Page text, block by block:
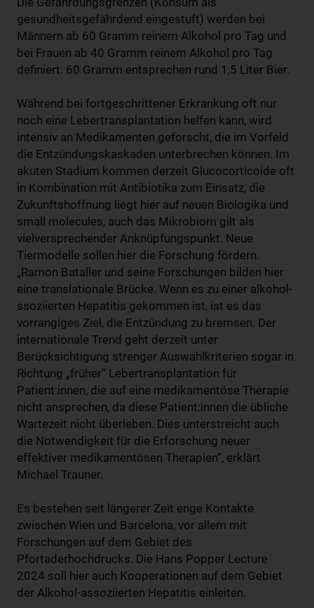
gesundheitsgefährdend eingestuft) werden bei
Männern ab 60 Gramm reinem Alkohol pro Tag und
bei Frauen ab 40 Gramm reinem Alkohol pro Tag
definiert. 60 Gramm entsprechen rund 1,5 Liter Bier.
Während bei fortgeschrittener Erkrankung oft nur
noch eine Lebertransplantation helfen kann, wird
intensiv an Medikamenten geforscht, die im Vorfeld
die Entzündungskaskaden unterbrechen können. Im
akuten Stadium kommen derzeit Glucocorticoide oft
in Kombination mit Antibiotika zum Einsatz, die
Zukunftshoffnung liegt hier auf neuen Biologika und
small molecules, auch das Mikrobiom gilt als
vielversprechender Anknüpfungspunkt. Neue
Tiermodelle sollen hier die Forschung fördern.
„Ramon Bataller und seine Forschungen bilden hier
eine translationale Brücke. Wenn es zu einer alkohol-
ssoziierten Hepatitis gekommen ist, ist es das
vorrangiges Ziel, die Entzündung zu bremsen. Der
internationale Trend geht derzeit unter
Berücksichtigung strenger Auswahlkriterien sogar in
Richtung „früher“ Lebertransplantation für
Patient:innen, die auf eine medikamentöse Therapie
nicht ansprechen, da diese Patient:innen die übliche
Wartezeit nicht überleben. Dies unterstreicht auch
die Notwendigkeit für die Erforschung neuer
effektiver medikamentösen Therapien“, erklärt
Michael Trauner.
Es bestehen seit längerer Zeit enge Kontakte
zwischen Wien und Barcelona, vor allem mit
Forschungen auf dem Gebiet des
Pfortaderhochdrucks. Die Hans Popper Lecture
2024 soll hier auch Kooperationen auf dem Gebiet
der Alkohol-assoziierten Hepatitis einleiten.